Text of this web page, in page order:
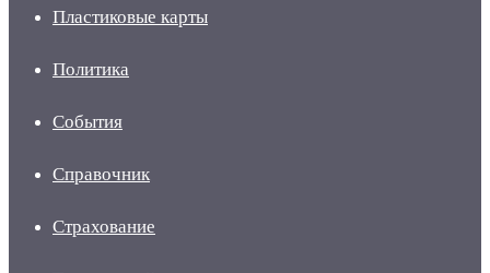
Пластиковые карты
Политика
События
Справочник
Страхование